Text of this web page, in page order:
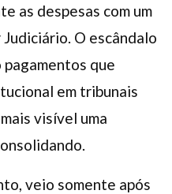
as despesas com um
O escândalo
que
em tribunais
visível uma
veio somente após